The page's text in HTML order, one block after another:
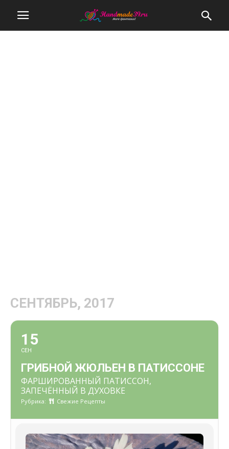
СЕНТЯБРЬ, 2017
15
СЕН
ГРИБНОЙ ЖЮЛЬЕН В ПАТИССОНЕ
ФАРШИРОВАННЫЙ ПАТИССОН,
ЗАПЕЧЁННЫЙ В ДУХОВКЕ
Рубрика: Свежие Рецепты